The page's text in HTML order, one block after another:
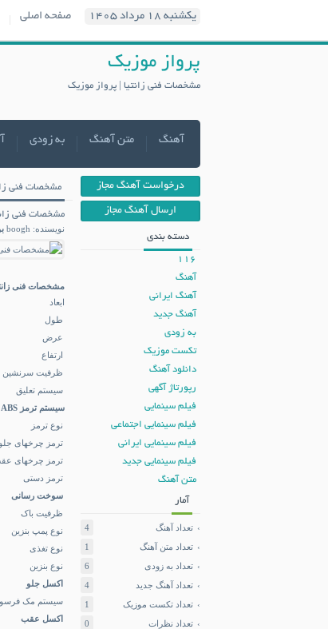
یکشنبه ۱۸ مرداد ۱۴۰۵ صفحه اصلی
پرواز موزیک
مشخصات فنی زانتیا | پرواز موزیک
آهنگ متن آهنگ به زودی
مشخصات فنی
مشخصات فنی
نویسنده: boogh
مشخصات فنی
ابعاد
طول
عرض
ارتفاع
ظرفيت سرنشين
سيستم تعليق
سیستم ترمز ABS
نوع ترمز
ترمز چرخهای جلو
ترمز چرخهای
ترمز دستی
سوخت رسانی
ظرفیت باک
نوع پمپ بنزین
نوع تغذی
نوع بنزین
اکسل جلو
سیستم مک فرسون
اکسل عقب
درخواست آهنگ مجاز
ارسال آهنگ مجاز
دسته بندی
116
آهنگ
آهنگ ایرانی
آهنگ جدید
به زودی
تکست موزیک
دانلود آهنگ
رپورتاژ آگهی
فیلم سینمایی
فیلم سینمایی اجتماعی
فیلم سینمایی ایرانی
فیلم سینمایی جدید
متن آهنگ
آمار
تعداد آهنگ
4
تعداد متن آهنگ
1
تعداد به زودی
6
تعداد آهنگ جدید
4
تعداد تکست موزیک
1
تعداد نظرات
0